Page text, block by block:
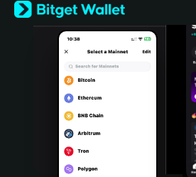
Türkçe
Italiano
Português (Portugal)
Bahasa Indonesia